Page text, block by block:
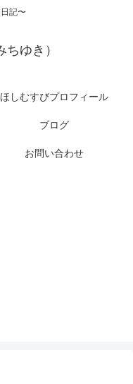
記〜
ゆき）
ほしむすびプロフィール
ブログ
お問い合わせ